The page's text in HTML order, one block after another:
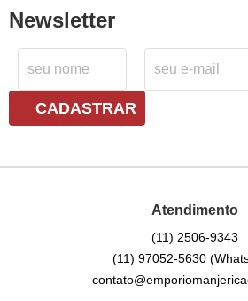
Newsletter
CADASTRAR
Atendimento
(11) 2506-9343
(11) 97052-5630